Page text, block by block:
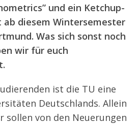
und ein Ketchup-
ab diesem Wintersemester
Was sich sonst noch
wir für euch
ist die TU eine
Deutschlands. Allein
sollen von den Neuerungen